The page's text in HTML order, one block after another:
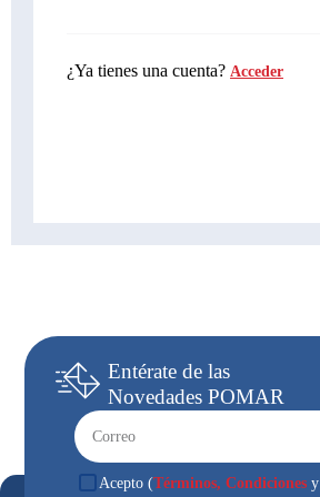
¿Ya tienes una cuenta? Acceder
Entérate de las
NovedadesPOMAR
Acepto (Términos, Condicionesy